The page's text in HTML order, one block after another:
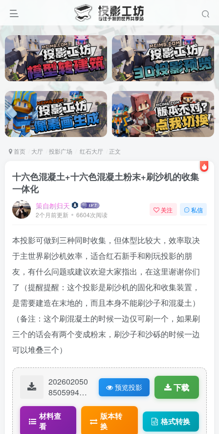
首页 大厅 投影广场 红石大厅 正文
十六色混凝土+十六色混凝土粉末+刷沙机的收集
一体化
策自刎归天
2个月前更新 6604次阅读
关注 私信
本投影可做到三种同时收集，但体型比较大，效率取决
于主世界刷沙机效率，适合红石新手和刚玩投影的朋
友，有什么问题或建议欢迎大家指出，在这里谢谢你们
了（提醒提醒：这个投影是刷沙机的固化和收集装置，
是需要建造在末地的，而且本身不能刷沙子和混凝土）
（备注：这个刷混凝土的时候一边仅可刷一个，如果刷
三个的话会有两个变成粉末，刷沙子和沙砾的时候一边
可以堆叠三个）
202602050
85059946-
土十六色混
预览投影 下载
材料查
看
版本转
换
格式转换